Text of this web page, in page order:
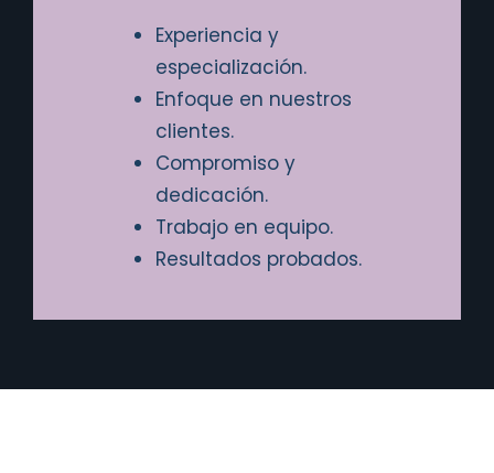
Experiencia y
especialización.
Enfoque en nuestros
clientes.
Compromiso y
dedicación.
Trabajo en equipo.
Resultados probados.